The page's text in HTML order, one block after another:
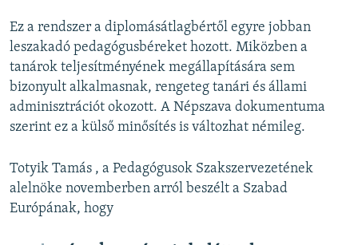
Ez a rendszer a diplomásátlagbértől egyre jobban
leszakadó pedagógusbéreket hozott. Miközben a
tanárok teljesítményének megállapítására sem
bizonyult alkalmasnak, rengeteg tanári és állami
adminisztrációt okozott. A Népszava dokumentuma
szerint ez a külső minősítés is változhat némileg.
Totyik Tamás , a Pedagógusok Szakszervezetének
alelnöke novemberben arról beszélt a Szabad
Európának, hogy